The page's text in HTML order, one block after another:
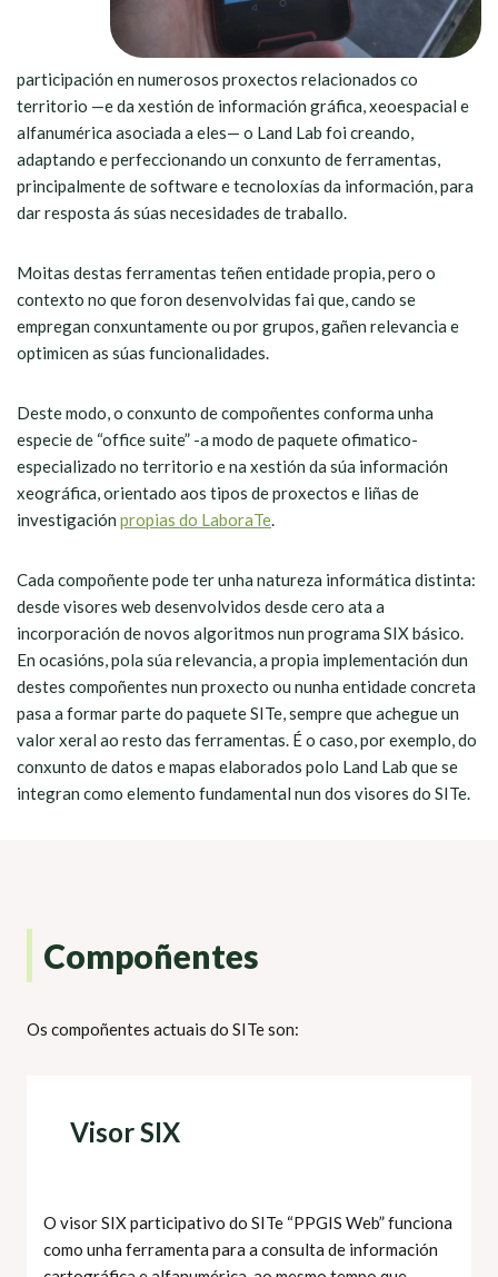
participación en numerosos proxectos relacionados co
territorio —e da xestión de información gráfica, xeoespacial e
alfanumérica asociada a eles— o Land Lab foi creando,
adaptando e perfeccionando un conxunto de ferramentas,
principalmente de software e tecnoloxías da información, para
dar resposta ás súas necesidades de traballo.
Moitas destas ferramentas teñen entidade propia, pero o
contexto no que foron desenvolvidas fai que, cando se
empregan conxuntamente ou por grupos, gañen relevancia e
optimicen as súas funcionalidades.
Deste modo, o conxunto de compoñentes conforma unha
especie de “office suite” -a modo de paquete ofimatico-
especializado no territorio e na xestión da súa información
xeográfica, orientado aos tipos de proxectos e liñas de
investigación propias do LaboraTe.
Cada compoñente pode ter unha natureza informática distinta:
desde visores web desenvolvidos desde cero ata a
incorporación de novos algoritmos nun programa SIX básico.
En ocasións, pola súa relevancia, a propia implementación dun
destes compoñentes nun proxecto ou nunha entidade concreta
pasa a formar parte do paquete SITe, sempre que achegue un
valor xeral ao resto das ferramentas. É o caso, por exemplo, do
conxunto de datos e mapas elaborados polo Land Lab que se
integran como elemento fundamental nun dos visores do SITe.
Compoñentes
Os compoñentes actuais do SITe son:
Visor SIX
O visor SIX participativo do SITe “PPGIS Web” funciona
como unha ferramenta para a consulta de información